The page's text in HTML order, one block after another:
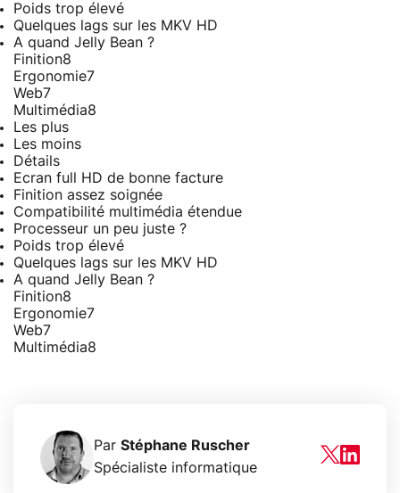
Poids trop élevé
Quelques lags sur les MKV HD
A quand Jelly Bean ?
Finition8
Ergonomie7
Web7
Multimédia8
Les plus
Les moins
Détails
Ecran full HD de bonne facture
Finition assez soignée
Compatibilité multimédia étendue
Processeur un peu juste ?
Poids trop élevé
Quelques lags sur les MKV HD
A quand Jelly Bean ?
Finition8
Ergonomie7
Web7
Multimédia8
Par Stéphane Ruscher
Spécialiste informatique